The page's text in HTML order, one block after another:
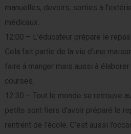
manuelles, devoirs, sorties à
médicaux.
12:00 – L’éducateur prépare le
Cela fait partie de la vie d’une
faire à manger mais aussi à
courses.
12:30 – Tout le monde se retrouve
petits sont fiers d’avoir préparé le
rentrent de l’école. C’est aussi